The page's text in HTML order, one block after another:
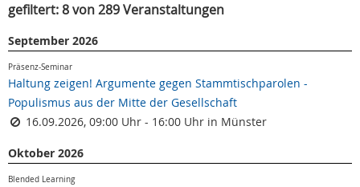
gefiltert: 8 von 289 Veranstaltungen
September 2026
Präsenz-Seminar
Haltung zeigen! Argumente gegen Stammtischparolen -
Populismus aus der Mitte der Gesellschaft
16.09.2026, 09:00 Uhr - 16:00 Uhr in Münster
Oktober 2026
Blended Learning